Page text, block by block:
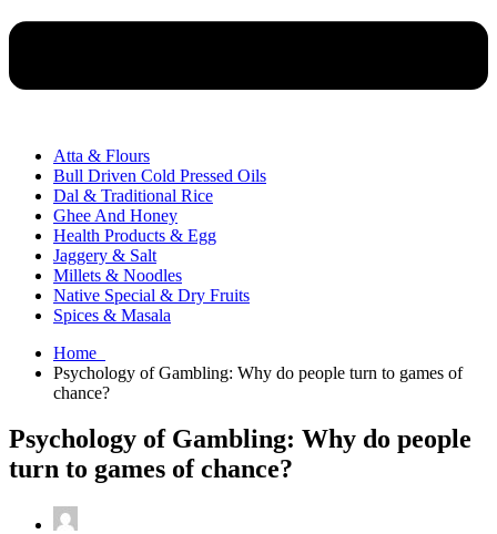
Atta & Flours
Bull Driven Cold Pressed Oils
Dal & Traditional Rice
Ghee And Honey
Health Products & Egg
Jaggery & Salt
Millets & Noodles
Native Special & Dry Fruits
Spices & Masala
Home
Psychology of Gambling: Why do people turn to games of
chance?
Psychology of Gambling: Why do people
turn to games of chance?